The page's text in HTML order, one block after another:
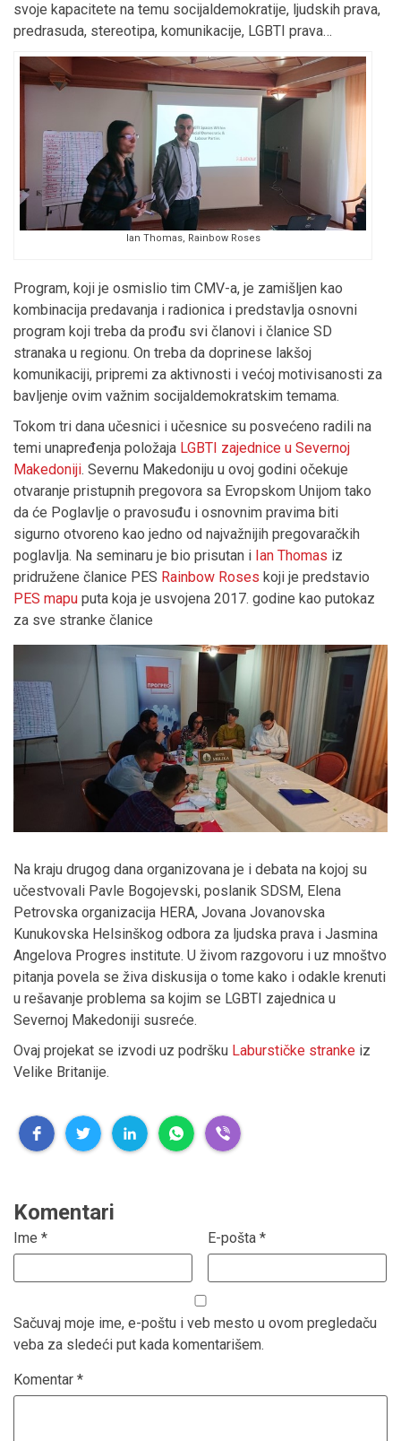
svoje kapacitete na temu socijaldemokratije, ljudskih prava,
predrasuda, stereotipa, komunikacije, LGBTI prava…
Ian Thomas, Rainbow Roses
Program, koji je osmislio tim CMV-a, je zamišljen kao
kombinacija predavanja i radionica i predstavlja osnovni
program koji treba da prođu svi članovi i članice SD
stranaka u regionu. On treba da doprinese lakšoj
komunikaciji, pripremi za aktivnosti i većoj motivisanosti za
bavljenje ovim važnim socijaldemokratskim temama.
Tokom tri dana učesnici i učesnice su posvećeno radili na
temi unapređenja položaja LGBTI zajednice u Severnoj
Makedoniji. Severnu Makedoniju u ovoj godini očekuje
otvaranje pristupnih pregovora sa Evropskom Unijom tako
da će Poglavlje o pravosuđu i osnovnim pravima biti
sigurno otvoreno kao jedno od najvažnijih pregovaračkih
poglavlja. Na seminaru je bio prisutan i Ian Thomas iz
pridružene članice PES Rainbow Roses koji je predstavio
PES mapu puta koja je usvojena 2017. godine kao putokaz
za sve stranke članice
Na kraju drugog dana organizovana je i debata na kojoj su
učestvovali Pavle Bogojevski, poslanik SDSM, Elena
Petrovska organizacija HERA, Jovana Jovanovska
Kunukovska Helsinškog odbora za ljudska prava i Jasmina
Angelova Progres institute. U živom razgovoru i uz mnoštvo
pitanja povela se živa diskusija o tome kako i odakle krenuti
u rešavanje problema sa kojim se LGBTI zajednica u
Severnoj Makedoniji susreće.
Ovaj projekat se izvodi uz podršku Laburstičke stranke iz
Velike Britanije.
Komentari
Ime * E-pošta *
Sačuvaj moje ime, e-poštu i veb mesto u ovom pregledaču
veba za sledeći put kada komentarišem.
Komentar *